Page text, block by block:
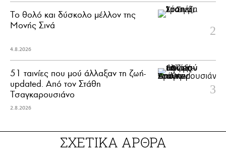
Το θολό και δύσκολο μέλλον της
Μονής Σινά
4.8.2026
51 ταινίες που μού άλλαξαν τη ζωή-
updated. Aπό τον Στάθη
Τσαγκαρουσιάνο
2.8.2026
ΣΧΕΤΙΚΑ ΑΡΘΡΑ